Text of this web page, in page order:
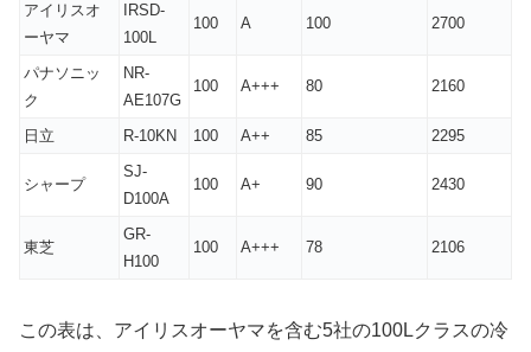
アイリスオ
ーヤマ
IRSD-
100L
100 A 100 2700
パナソニッ
ク
NR-
AE107G
100 A+++ 80 2160
日立 R-10KN 100 A++ 85 2295
シャープ
SJ-
D100A
100 A+ 90 2430
東芝
GR-
H100
100 A+++ 78 2106
この表は、アイリスオーヤマを含む5社の100Lクラスの冷